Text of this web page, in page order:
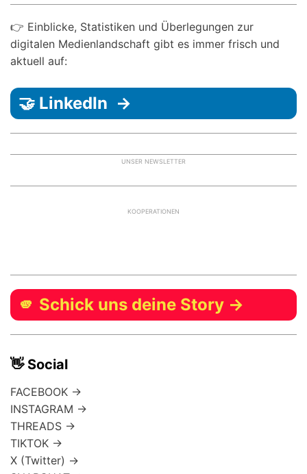
👉 Einblicke, Statistiken und Überlegungen zur
digitalen Medienlandschaft gibt es immer frisch und
aktuell auf:
🤝 LinkedIn →
UNSER NEWSLETTER
KOOPERATIONEN
🫵 Schick uns deine Story →
👋 Social
FACEBOOK →
INSTAGRAM →
THREADS →
TIKTOK →
X (Twitter) →